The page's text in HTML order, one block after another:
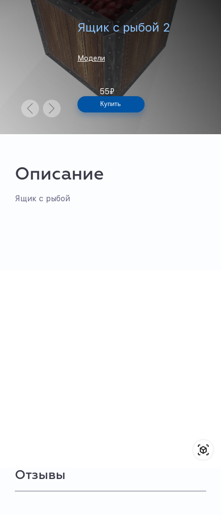
Ящик с рыбой 2
Модели
55₽
Купить
Описание
Ящик с рыбой
Отзывы